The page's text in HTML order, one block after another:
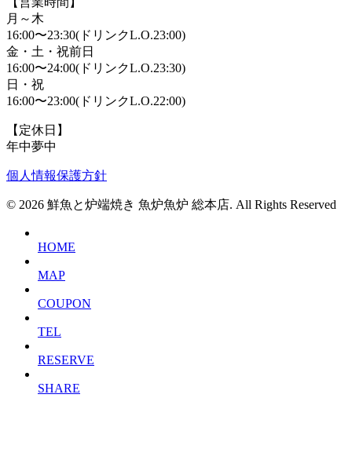
月～木
16:00〜23:30(ドリンクL.O.23:00)
金・土・祝前日
16:00〜24:00(ドリンクL.O.23:30)
日・祝
16:00〜23:00(ドリンクL.O.22:00)
【定休日】
年中夢中
個人情報保護方針
© 2026 鮮魚と炉端焼き 魚炉魚炉 総本店. All Rights Reserved
HOME
MAP
COUPON
TEL
RESERVE
SHARE